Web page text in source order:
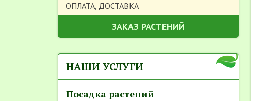
ОПЛАТА, ДОСТАВКА
ЗАКАЗ РАСТЕНИЙ
НАШИ УСЛУГИ
Посадка растений